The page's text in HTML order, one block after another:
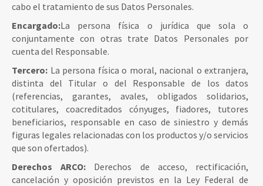
cabo el tratamiento de sus Datos Personales.
Encargado:La persona física o jurídica que sola o
conjuntamente con otras trate Datos Personales por
cuenta del Responsable.
Tercero: La persona física o moral, nacional o extranjera,
distinta del Titular o del Responsable de los datos
(referencias, garantes, avales, obligados solidarios,
cotitulares, coacreditados cónyuges, fiadores, tutores
beneficiarios, responsable en caso de siniestro y demás
figuras legales relacionadas con los productos y/o servicios
que son ofertados).
Derechos ARCO: Derechos de acceso, rectificación,
cancelación y oposición previstos en la Ley Federal de